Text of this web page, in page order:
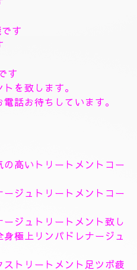
す
す
を致します。
話お待ちしています。